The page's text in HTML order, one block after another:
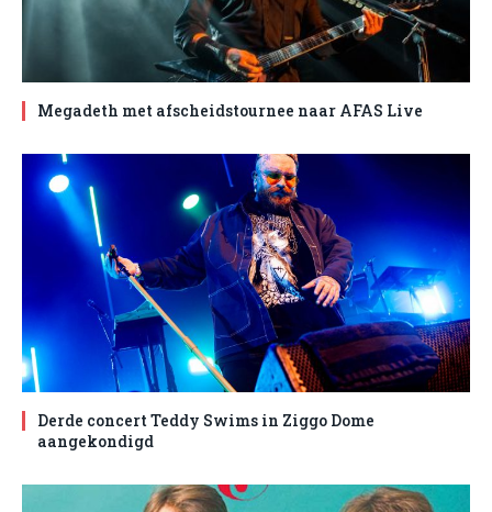
Megadeth met afscheidstournee naar AFAS Live
Derde concert Teddy Swims in Ziggo Dome
aangekondigd